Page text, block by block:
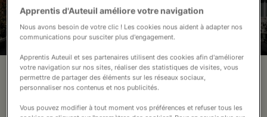
Un Collège Autrement
Ça se passe à Sainte-Bernadette !
Accès direct :
Se pré-inscrire
Soutenez nos projets
Financement FSE - Le Collège
Apprentis d'Auteuil améliore votre navigation
Nous avons besoin de votre clic ! Les cookies nous aident à adapter nos
communications pour susciter plus d'engagement.
Apprentis Auteuil et ses partenaires utilisent des cookies afin d'améliorer
votre navigation sur nos sites, réaliser des statistiques de visites, vous
permettre de partager des éléments sur les réseaux sociaux,
personnaliser nos contenus et nos publicités.
Vous pouvez modifier à tout moment vos préférences et refuser tous les